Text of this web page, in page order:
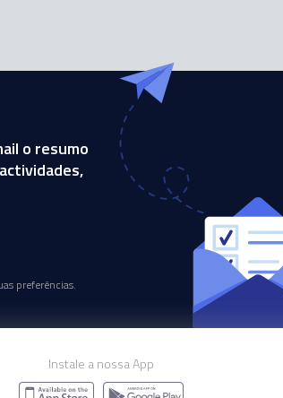
o resumo
preferências.
Instale a nossa App